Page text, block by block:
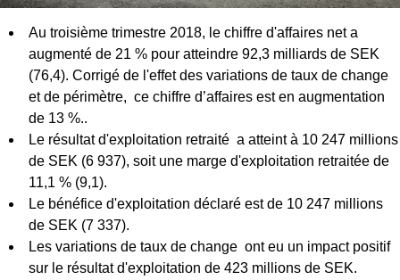
Au troisième trimestre 2018, le chiffre d'affaires net a
augmenté de 21 % pour atteindre 92,3 milliards de SEK
(76,4). Corrigé de l'effet des variations de taux de change
et de périmètre, ce chiffre d’affaires est en augmentation
de 13 %..
Le résultat d'exploitation retraité a atteint à 10 247 millions
de SEK (6 937), soit une marge d'exploitation retraitée de
11,1 % (9,1).
Le bénéfice d'exploitation déclaré est de 10 247 millions
de SEK (7 337).
Les variations de taux de change ont eu un impact positif
sur le résultat d'exploitation de 423 millions de SEK.